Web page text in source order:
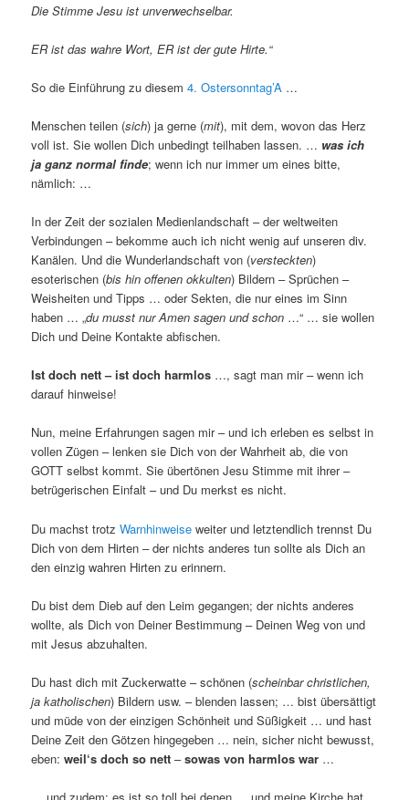
Die Stimme Jesu ist unverwechselbar.
ER ist das wahre Wort, ER ist der gute Hirte.“
So die Einführung zu diesem4. Ostersonntag’A …
Menschen teilen (sich) ja gerne (mit), mit dem, wovon das Herz
voll ist. Sie wollen Dich unbedingt teilhaben lassen. … was ich
ja ganz normal finde; wenn ich nur immer um eines bitte,
nämlich: …
In der Zeit der sozialen Medienlandschaft – der weltweiten
Verbindungen – bekomme auch ich nicht wenig auf unseren div.
Kanälen. Und die Wunderlandschaft von (versteckten)
esoterischen (bis hin offenen okkulten) Bildern – Sprüchen –
Weisheiten und Tipps … oder Sekten, die nur eines im Sinn
haben … „du musst nur Amen sagen und schon …“ … sie wollen
Dich und Deine Kontakte abfischen.
Ist doch nett – ist doch harmlos …, sagt man mir – wenn ich
darauf hinweise!
Nun, meine Erfahrungen sagen mir – und ich erleben es selbst in
vollen Zügen – lenken sie Dich von der Wahrheit ab, die von
GOTT selbst kommt. Sie übertönen Jesu Stimme mit ihrer –
betrügerischen Einfalt – und Du merkst es nicht.
Du machst trotzWarnhinweise weiter und letztendlich trennst Du
Dich von dem Hirten – der nichts anderes tun sollte als Dich an
den einzig wahren Hirten zu erinnern.
Du bist dem Dieb auf den Leim gegangen; der nichts anderes
wollte, als Dich von Deiner Bestimmung – Deinen Weg von und
mit Jesus abzuhalten.
Du hast dich mit Zuckerwatte – schönen (scheinbar christlichen,
ja katholischen) Bildern usw. – blenden lassen; … bist übersättigt
und müde von der einzigen Schönheit und Süßigkeit … und hast
Deine Zeit den Götzen hingegeben … nein, sicher nicht bewusst,
eben:weil‘s doch so nett –sowas von harmlos war …